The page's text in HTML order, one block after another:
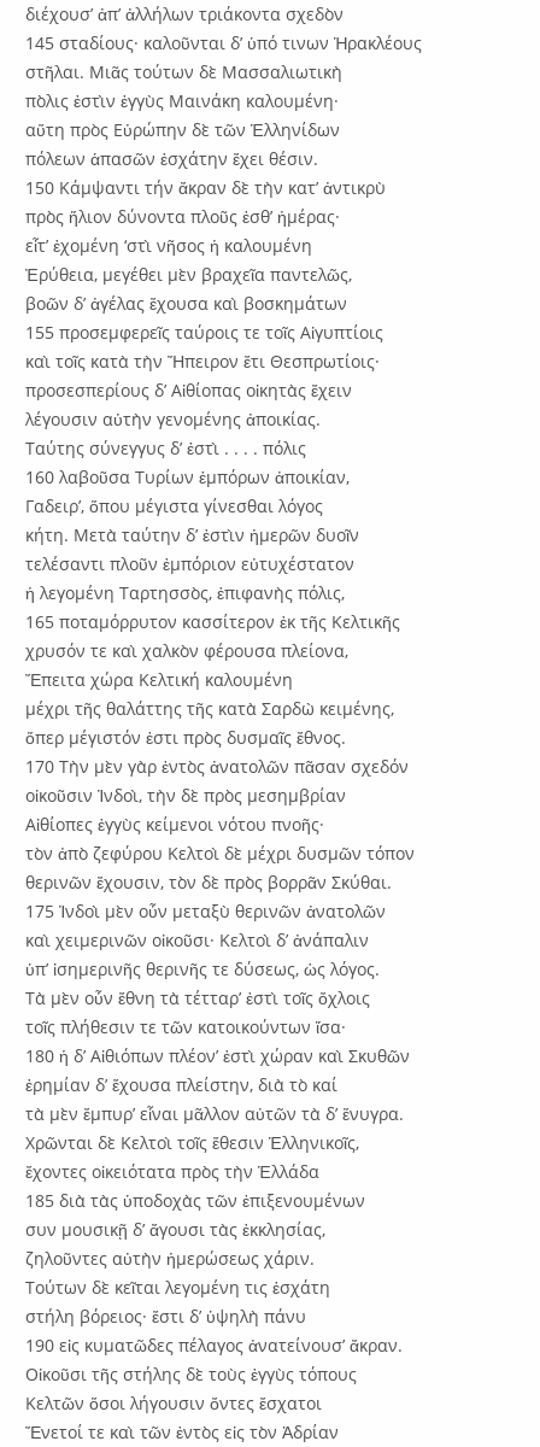
διέχουσ’ ἀπ’ ἀλλήλων τριάκοντα σχεδὸν
145 σταδίους· καλοῦνται δ’ ὑπό τινων Ἡρακλέους
στῆλαι. Μιᾶς τούτων δὲ Μασσαλιωτικὴ
πὸλις ἐστὶν ἐγγὺς Μαινάκη καλουμένη·
αὕτη πρὸς Εὐρώπην δὲ τῶν Ἑλληνίδων
πόλεων ἁπασῶν ἐσχάτην ἔχει θέσιν.
150 Κάμψαντι τήν ἄκραν δὲ τὴν κατ’ ἀντικρὺ
πρὸς ἥλιον δύνοντα πλοῦς ἐσθ’ ἡμέρας·
εἶτ’ ἐχομένη ‘στὶ νῆσος ἡ καλουμένη
Ἐρύθεια, μεγέθει μὲν βραχεῖα παντελῶς,
βοῶν δ’ ἀγέλας ἔχουσα καὶ βοσκημάτων
155 προσεμφερεῖς ταύροις τε τοῖς Αἰγυπτίοις
καὶ τοῖς κατὰ τὴν Ἤπειρον ἔτι Θεσπρωτίοις·
προσεσπερίους δ’ Αἰθίοπας οἰκητὰς ἔχειν
λέγουσιν αὐτὴν γενομένης ἀποικίας.
Ταύτης σύνεγγυς δ’ ἐστὶ . . . . πόλις
160 λαβοῦσα Τυρίων ἐμπόρων ἀποικίαν,
Γαδειρ’, ὅπου μέγιστα γίνεσθαι λόγος
κήτη. Μετὰ ταύτην δ’ ἐστὶν ἡμερῶν δυοῖν
τελέσαντι πλοῦν ἐμπόριον εὐτυχέστατον
ἡ λεγομένη Ταρτησσὸς, ἐπιφανὴς πόλις,
165 ποταμόρρυτον κασσίτερον ἐκ τῆς Κελτικῆς
χρυσόν τε καὶ χαλκὸν φέρουσα πλείονα,
Ἔπειτα χώρα Κελτική καλουμένη
μέχρι τῆς θαλάττης τῆς κατὰ Σαρδὼ κειμένης,
ὅπερ μέγιστόν ἐστι πρὸς δυσμαῖς ἔθνος.
170 Τὴν μὲν γὰρ ἐντὸς ἀνατολῶν πᾶσαν σχεδόν
οἰκοῦσιν Ἰνδοὶ, τὴν δὲ πρὸς μεσημβρίαν
Αἰθίοπες ἐγγὺς κείμενοι νότου πνοῆς·
τὸν ἀπὸ ζεφύρου Κελτοὶ δὲ μέχρι δυσμῶν τόπον
θερινῶν ἔχουσιν, τὸν δὲ πρὸς βορρᾶν Σκύθαι.
175 Ἰνδοὶ μὲν οὖν μεταξὺ θερινῶν ἀνατολῶν
καὶ χειμερινῶν οἰκοῦσι· Κελτοὶ δ’ ἀνάπαλιν
ὑπ’ ἰσημερινῆς θερινῆς τε δύσεως, ὡς λόγος.
Τὰ μὲν οὖν ἔθνη τὰ τέτταρ’ ἐστὶ τοῖς ὄχλοις
τοῖς πλήθεσιν τε τῶν κατοικούντων ἴσα·
180 ἡ δ’ Αἰθιόπων πλέον’ ἐστὶ χώραν καὶ Σκυθῶν
ἐρημίαν δ’ ἔχουσα πλείστην, διὰ τὸ καί
τὰ μὲν ἔμπυρ’ εἶναι μᾶλλον αὐτῶν τὰ δ’ ἕνυγρα.
Χρῶνται δὲ Κελτοὶ τοῖς ἔθεσιν Ἑλληνικοῖς,
ἔχοντες οἰκειότατα πρὸς τὴν Ἑλλάδα
185 διὰ τὰς ὑποδοχὰς τῶν ἐπιξενουμένων
συν μουσικῇ δ’ ἄγουσι τὰς ἐκκλησίας,
ζηλοῦντες αὐτὴν ἡμερώσεως χάριν.
Τούτων δὲ κεῖται λεγομένη τις ἐσχάτη
στήλη βόρειος· ἔστι δ’ ὑψηλὴ πάνυ
190 εἰς κυματῶδες πέλαγος ἀνατείνουσ’ ἄκραν.
Οἰκοῦσι τῆς στήλης δὲ τοὺς ἐγγὺς τόπους
Κελτῶν ὅσοι λήγουσιν ὄντες ἔσχατοι
Ἔνετοί τε καὶ τῶν ἐντὸς εἰς τὸν Ἀδρίαν